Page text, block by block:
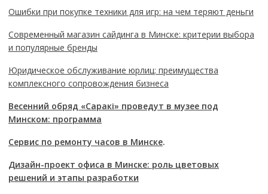
Ошибки при покупке техники для игр: на чем теряют деньги
Современный магазин сайдинга в Минске: критерии выбора
и популярные бренды
Юридическое обслуживание юрлиц: преимущества
комплексного сопровождения бизнеса
Весенний обряд «Саракі» проведут в музее под
Минском: программа
Сервис по ремонту часов в Минске.
Дизайн-проект офиса в Минске: роль цветовых
решений и этапы разработки